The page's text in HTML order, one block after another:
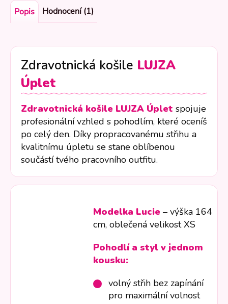
Popis
Hodnocení (1)
Zdravotnická košile LUJZA
Úplet
Zdravotnická košile LUJZA Úplet spojuje
profesionální vzhled s pohodlím, které oceníš
po celý den. Díky propracovanému střihu a
kvalitnímu úpletu se stane oblíbenou
součástí tvého pracovního outfitu.
Modelka Lucie – výška 164
cm, oblečená velikost XS
Pohodlí a styl v jednom
kousku:
volný střih bez zapínání
pro maximální volnost